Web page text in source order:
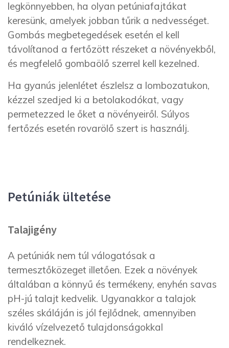
legkönnyebben, ha olyan petúniafajtákat
keresünk, amelyek jobban tűrik a nedvességet.
Gombás megbetegedések esetén el kell
távolítanod a fertőzött részeket a növényekből,
és megfelelő gombaölő szerrel kell kezelned.
Ha gyanús jelenlétet észlelsz a lombozatukon,
kézzel szedjed ki a betolakodókat, vagy
permetezzed le őket a növényeiről. Súlyos
fertőzés esetén rovarölő szert is használj.
Petúniák ültetése
Talajigény
A petúniák nem túl válogatósak a
termesztőközeget illetően. Ezek a növények
általában a könnyű és termékeny, enyhén savas
pH-jú talajt kedvelik. Ugyanakkor a talajok
széles skáláján is jól fejlődnek, amennyiben
kiváló vízelvezető tulajdonságokkal
rendelkeznek.